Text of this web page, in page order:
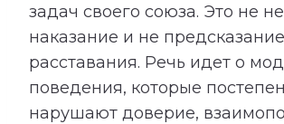
задач своего союза. Это не
наказание и не предсказание
расставания. Речь идет о
поведения, которые
нарушают доверие,